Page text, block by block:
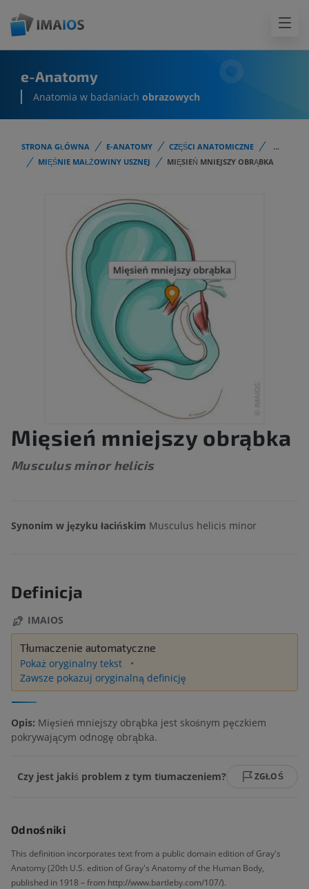
e-Anatomy
Anatomia w badaniach obrazowych
STRONA GŁÓWNA E-ANATOMY CZĘŚCI ANATOMICZNE
...
MIĘŚNIE MAŁŻOWINY USZNEJ
MIĘSIEŃ MNIEJSZY OBRĄBKA
Mięsień mniejszy obrąbka
Musculus minor helicis
Synonim w języku łacińskim Musculus helicis minor
Definicja
IMAIOS
Tłumaczenie automatyczne
Pokaż oryginalny tekst
Zawsze pokazuj oryginalną definicję
Opis: Mięsień mniejszy obrąbka jest skośnym pęczkiem
pokrywającym odnogę obrąbka.
Czy jest jakiś problem z tym tłumaczeniem? ZGŁOŚ
Odnośniki
This definition incorporates text from a public domain edition of Gray's
Anatomy (20th U.S. edition of Gray's Anatomy of the Human Body,
published in 1918 – from http://www.bartleby.com/107/).